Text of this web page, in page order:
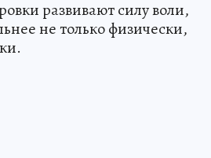
развивают силу воли,
не только физически,